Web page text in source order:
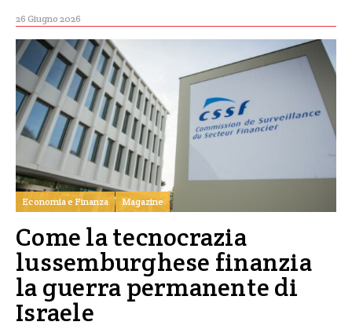
26 Giugno 2026
Economia e Finanza Magazine
Come la tecnocrazia
lussemburghese finanzia
la guerra permanente di
Israele